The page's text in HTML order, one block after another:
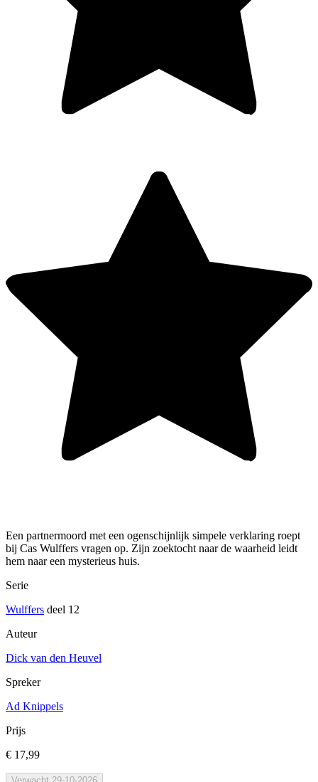
Een partnermoord met een ogenschijnlijk simpele verklaring roept
bij Cas Wulffers vragen op. Zijn zoektocht naar de waarheid leidt
hem naar een mysterieus huis.
Serie
Wulffers deel 12
Auteur
Dick van den Heuvel
Spreker
Ad Knippels
Prijs
€ 17,99